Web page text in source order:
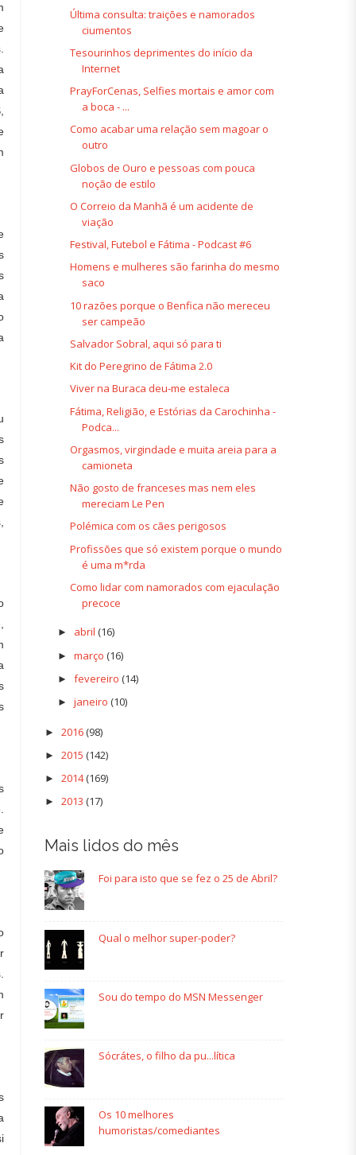
Última consulta: traições e namorados
ciumentos
Tesourinhos deprimentes do início da
Internet
PrayForCenas, Selfies mortais e amor com
a boca - ...
Como acabar uma relação sem magoar o
outro
Globos de Ouro e pessoas com pouca
noção de estilo
O Correio da Manhã é um acidente de
viação
Festival, Futebol e Fátima - Podcast #6
Homens e mulheres são farinha do mesmo
saco
10 razões porque o Benfica não mereceu
ser campeão
Salvador Sobral, aqui só para ti
Kit do Peregrino de Fátima 2.0
Viver na Buraca deu-me estaleca
Fátima, Religião, e Estórias da Carochinha -
Podca...
Orgasmos, virgindade e muita areia para a
camioneta
Não gosto de franceses mas nem eles
mereciam Le Pen
Polémica com os cães perigosos
Profissões que só existem porque o mundo
é uma m*rda
Como lidar com namorados com ejaculação
precoce
► abril (16)
► março (16)
► fevereiro (14)
► janeiro (10)
► 2016(98)
► 2015 (142)
► 2014(169)
► 2013 (17)
Mais lidos do mês
Foi para isto que se fez o 25 de Abril?
Qual o melhor super-poder?
Sou do tempo do MSN Messenger
Sócrátes, o filho da pu...lítica
Os 10 melhores
humoristas/comediantes